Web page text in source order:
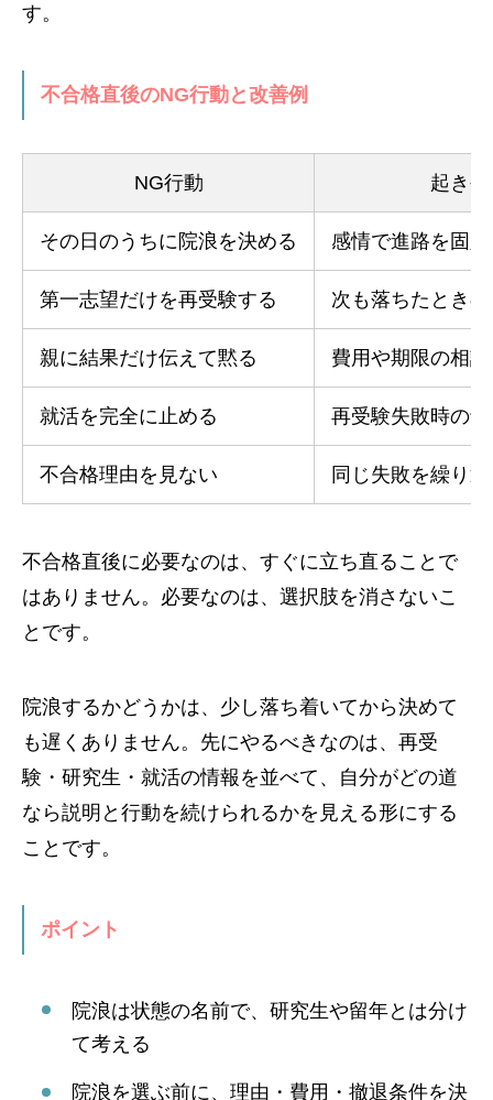
す。
不合格直後のNG行動と改善例
NG行動 起き
その日のうちに院浪を決める 感情で進路を固
第一志望だけを再受験する 次も落ちたとき
親に結果だけ伝えて黙る 費用や期限の相
就活を完全に止める 再受験失敗時の
不合格理由を見ない 同じ失敗を繰り
不合格直後に必要なのは、すぐに立ち直ることで
はありません。必要なのは、選択肢を消さないこ
とです。
院浪するかどうかは、少し落ち着いてから決めて
も遅くありません。先にやるべきなのは、再受
験・研究生・就活の情報を並べて、自分がどの道
なら説明と行動を続けられるかを見える形にする
ことです。
ポイント
院浪は状態の名前で、研究生や留年とは分け
て考える
院浪を選ぶ前に、理由・費用・撤退条件を決